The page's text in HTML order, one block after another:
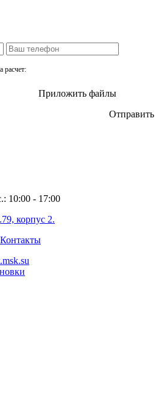
расчет:
Приложить файлы
Отправить
10:00 - 17:00
корпус 2.
Контакты